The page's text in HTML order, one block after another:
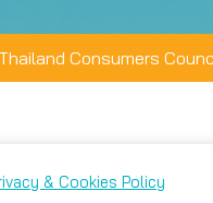
Consumers
& Cookies Policy
เลือกตั้งค่าความเป็นส่วนตัว